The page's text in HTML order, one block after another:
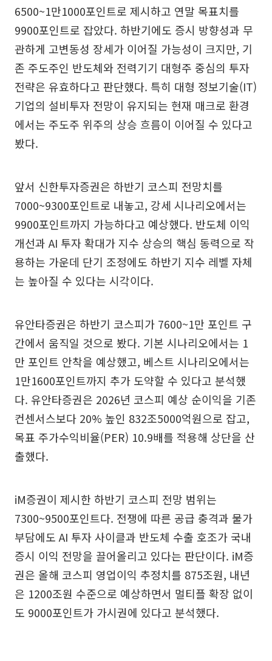
6500~1만1000포인트로 제시하고 연말 목표치를
9900포인트로 잡았다. 하반기에도 증시 방향성과 무
관하게 고변동성 장세가 이어질 가능성이 크지만, 기
존 주도주인 반도체와 전력기기 대형주 중심의 투자
전략은 유효하다고 판단했다. 특히 대형 정보기술(IT)
기업의 설비투자 전망이 유지되는 현재 매크로 환경
에서는 주도주 위주의 상승 흐름이 이어질 수 있다고
봤다.
앞서 신한투자증권은 하반기 코스피 전망치를
7000~9300포인트로 내놓고, 강세 시나리오에서는
9900포인트까지 가능하다고 예상했다. 반도체 이익
개선과 AI 투자 확대가 지수 상승의 핵심 동력으로 작
용하는 가운데 단기 조정에도 하반기 지수 레벨 자체
는 높아질 수 있다는 시각이다.
유안타증권은 하반기 코스피가 7600~1만 포인트 구
간에서 움직일 것으로 봤다. 기본 시나리오에서는 1
만 포인트 안착을 예상했고, 베스트 시나리오에서는
1만1600포인트까지 추가 도약할 수 있다고 분석했
다. 유안타증권은 2026년 코스피 예상 순이익을 기존
컨센서스보다 20% 높인 832조5000억원으로 잡고,
목표 주가수익비율(PER) 10.9배를 적용해 상단을 산
출했다.
iM증권이 제시한 하반기 코스피 전망 범위는
7300~9500포인트다. 전쟁에 따른 공급 충격과 물가
부담에도 AI 투자 사이클과 반도체 수출 호조가 국내
증시 이익 전망을 끌어올리고 있다는 판단이다. iM증
권은 올해 코스피 영업이익 추정치를 875조원, 내년
은 1200조원 수준으로 예상하면서 멀티플 확장 없이
도 9000포인트가 가시권에 있다고 분석했다.